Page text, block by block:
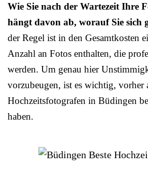
Wie Sie nach der Wartezeit Ihre
hängt davon ab, worauf Sie sich
der Regel ist in den Gesamtkosten
Anzahl an Fotos enthalten, die
werden. Um genau hier
vorzubeugen, ist es wichtig, vorher
Hochzeitsfotografen in Büdingen
haben.